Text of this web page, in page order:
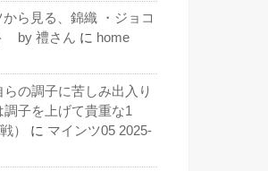
ら見る、錦織 ・ジョコ
by 禮さん に home
の調子に苦しみ出入り
子を上げて貴重な1
）
に マインツ05 2025-